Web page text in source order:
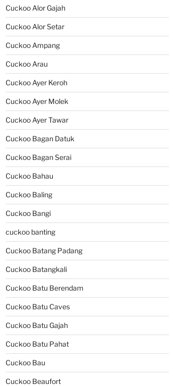
Cuckoo Alor Gajah
Cuckoo Alor Setar
Cuckoo Ampang
Cuckoo Arau
Cuckoo Ayer Keroh
Cuckoo Ayer Molek
Cuckoo Ayer Tawar
Cuckoo Bagan Datuk
Cuckoo Bagan Serai
Cuckoo Bahau
Cuckoo Baling
Cuckoo Bangi
cuckoo banting
Cuckoo Batang Padang
Cuckoo Batangkali
Cuckoo Batu Berendam
Cuckoo Batu Caves
Cuckoo Batu Gajah
Cuckoo Batu Pahat
Cuckoo Bau
Cuckoo Beaufort